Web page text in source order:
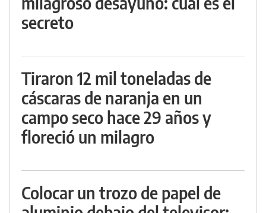
secreto
Tiraron 12 mil toneladas de
cáscaras de naranja en un
campo seco hace 29 años y
floreció un milagro
Colocar un trozo de papel de